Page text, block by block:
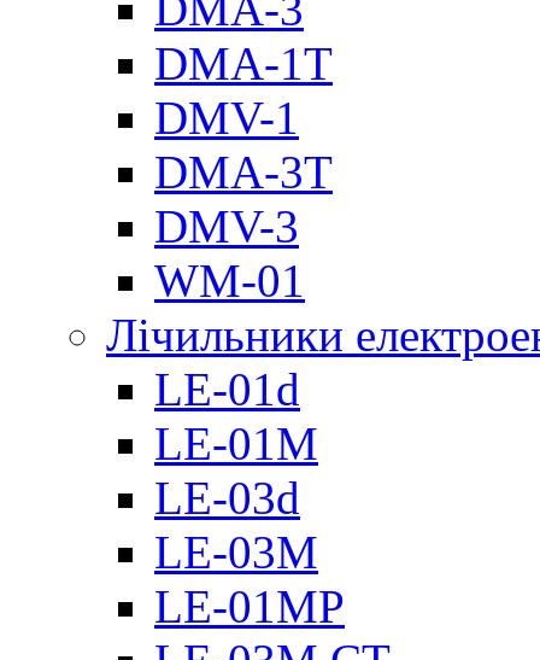
DMA-1T
DMV-1
DMА-3T
DMV-3
WM-01
Лічильники
LE-01d
LE-01M
LE-03d
LE-03M
LE-01MP